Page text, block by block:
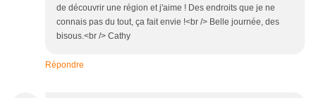
de découvrir une région et j'aime ! Des endroits que je ne
connais pas du tout, ça fait envie !<br /> Belle journée, des
bisous.<br /> Cathy
Répondre